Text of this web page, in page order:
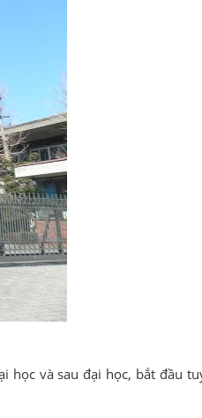
học và sau đại học, bắt đầu